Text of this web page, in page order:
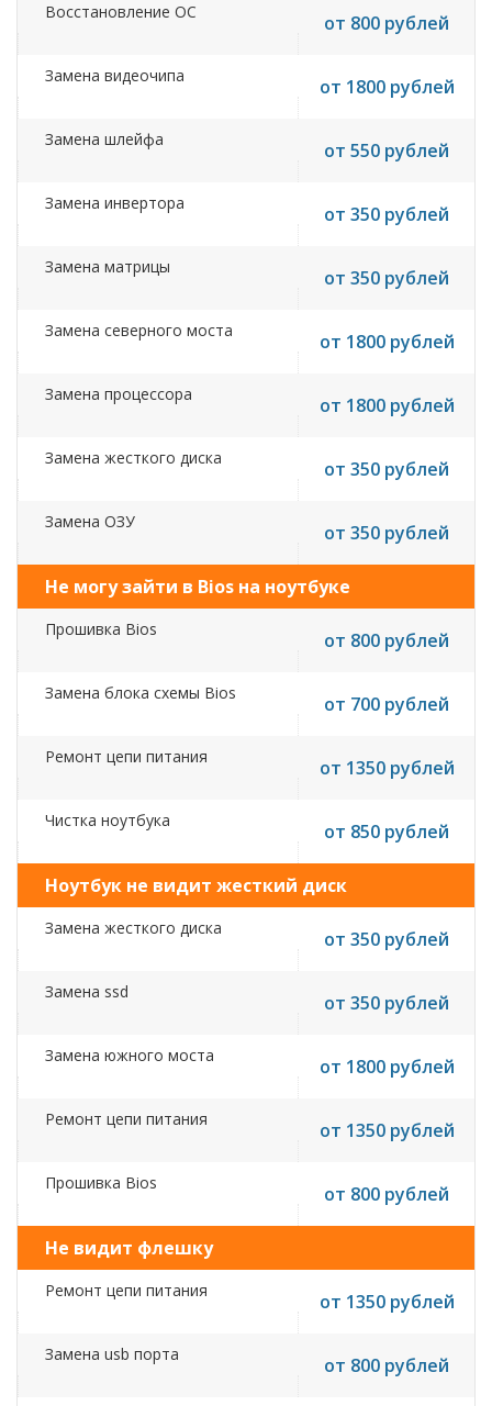
Восстановление ОС от 800 рублей
Замена видеочипа от 1800 рублей
Замена шлейфа от 550 рублей
Замена инвертора от 350 рублей
Замена матрицы от 350 рублей
Замена северного моста от 1800 рублей
Замена процессора от 1800 рублей
Замена жесткого диска от 350 рублей
Замена ОЗУ от 350 рублей
Не могу зайти в Bios на ноутбуке
Прошивка Bios от 800 рублей
Замена блока схемы Bios от 700 рублей
Ремонт цепи питания от 1350 рублей
Чистка ноутбука от 850 рублей
Ноутбук не видит жесткий диск
Замена жесткого диска от 350 рублей
Замена ssd от 350 рублей
Замена южного моста от 1800 рублей
Ремонт цепи питания от 1350 рублей
Прошивка Bios от 800 рублей
Не видит флешку
Ремонт цепи питания от 1350 рублей
Замена usb порта от 800 рублей